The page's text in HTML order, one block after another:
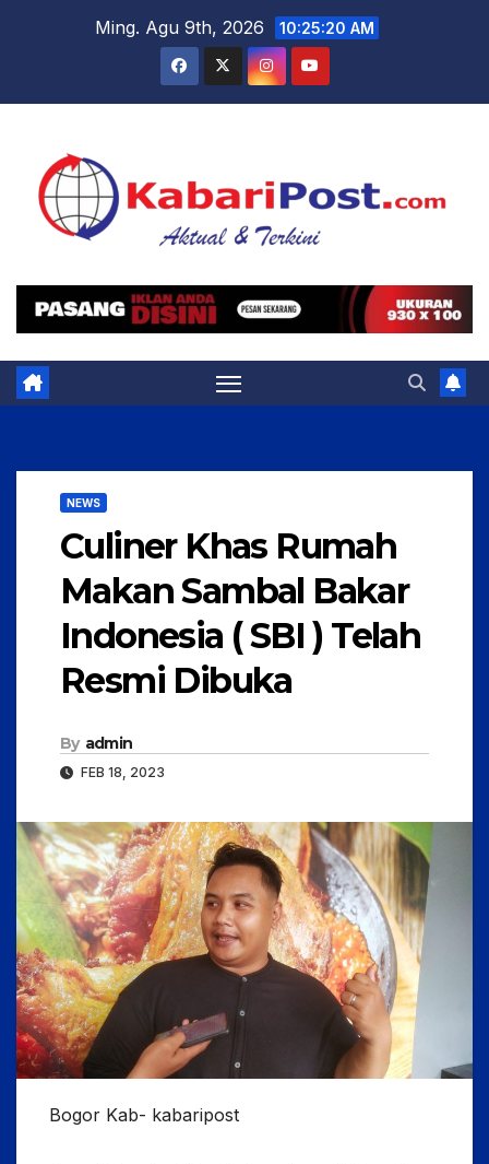
Ming. Agu 9th, 2026 10:25:21 AM
NEWS
Culiner Khas Rumah
Makan Sambal Bakar
Indonesia ( SBI ) Telah
Resmi Dibuka
By admin
FEB 18, 2023
Bogor Kab- kabaripost